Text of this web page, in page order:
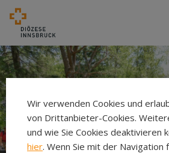
Wir verwenden Cookies und
von Drittanbieter-Cookies.
und wie Sie Cookies deaktivieren
hier. Wenn Sie mit der Navigation